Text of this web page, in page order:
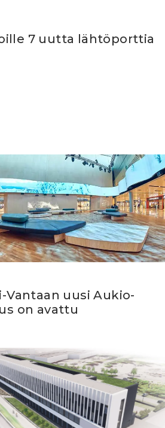
7 uutta lähtöporttia
Vantaan uusi Aukio-
on avattu